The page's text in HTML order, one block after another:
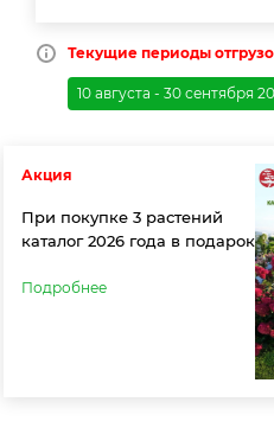
Текущие периоды
10 августа - 30 сентября
Акция
При покупке 3 растений
каталог 2026 года в подарок
Подробнее